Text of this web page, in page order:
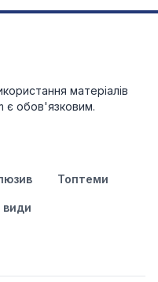
матеріалів
є обов'язковим.
Топтеми
види